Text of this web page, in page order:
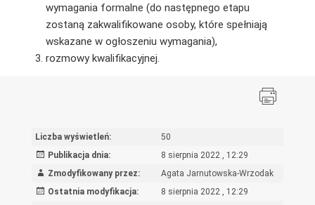
wymagania formalne (do następnego etapu
zostaną zakwalifikowane osoby, które spełniają
wskazane w ogłoszeniu wymagania),
rozmowy kwalifikacyjnej.
Liczba wyświetleń:
50
Publikacja dnia:
8 sierpnia 2022 , 12:29
Zmodyfikowany przez:
Agata Jarnutowska-Wrzodak
Ostatnia modyfikacja:
8 sierpnia 2022 , 12:29